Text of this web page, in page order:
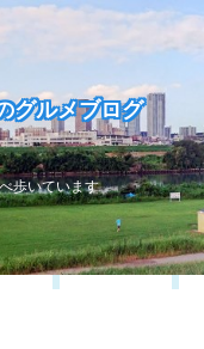
グルメブログ
歩いています